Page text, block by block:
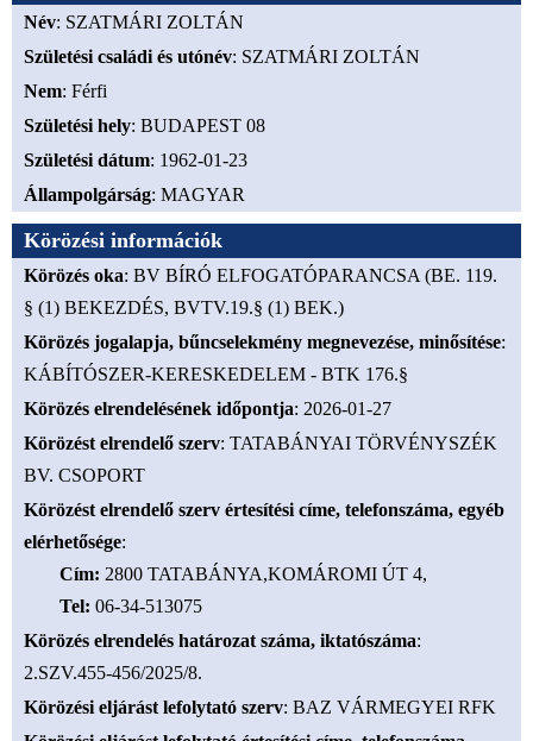
Név: SZATMÁRI ZOLTÁN
Születési családi és utónév: SZATMÁRI ZOLTÁN
Nem: Férfi
Születési hely: BUDAPEST 08
Születési dátum: 1962-01-23
Állampolgárság: MAGYAR
Körözési információk
Körözés oka: BV BÍRÓ ELFOGATÓPARANCSA (BE. 119.
§ (1) BEKEZDÉS, BVTV.19.§ (1) BEK.)
Körözés jogalapja, bűncselekmény megnevezése, minősítése:
KÁBÍTÓSZER-KERESKEDELEM - BTK 176.§
Körözés elrendelésének időpontja: 2026-01-27
Körözést elrendelő szerv: TATABÁNYAI TÖRVÉNYSZÉK
BV. CSOPORT
Körözést elrendelő szerv értesítési címe, telefonszáma, egyéb
elérhetősége:
Cím: 2800 TATABÁNYA,KOMÁROMI ÚT 4,
Tel: 06-34-513075
Körözés elrendelés határozat száma, iktatószáma:
2.SZV.455-456/2025/8.
Körözési eljárást lefolytató szerv: BAZ VÁRMEGYEI RFK